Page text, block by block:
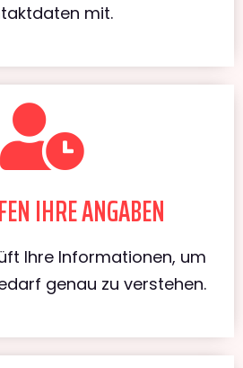
mit.
IHRE ANGABEN
Ihre Informationen, um
genau zu verstehen.